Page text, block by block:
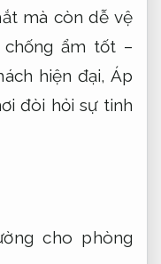
mà còn dễ vệ
chống ẩm tốt –
hiện đại, Áp
đòi hỏi sự tinh